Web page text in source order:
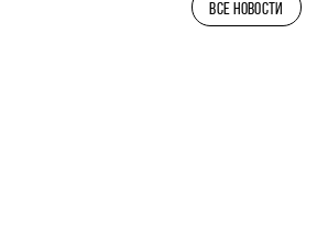
ВСЕ НОВОСТИ